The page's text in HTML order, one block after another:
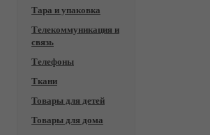
Тара и упаковка
Телекоммуникация и
связь
Телефоны
Ткани
Товары для детей
Товары для дома